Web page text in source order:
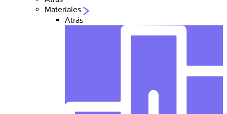
Materiales
Atrás